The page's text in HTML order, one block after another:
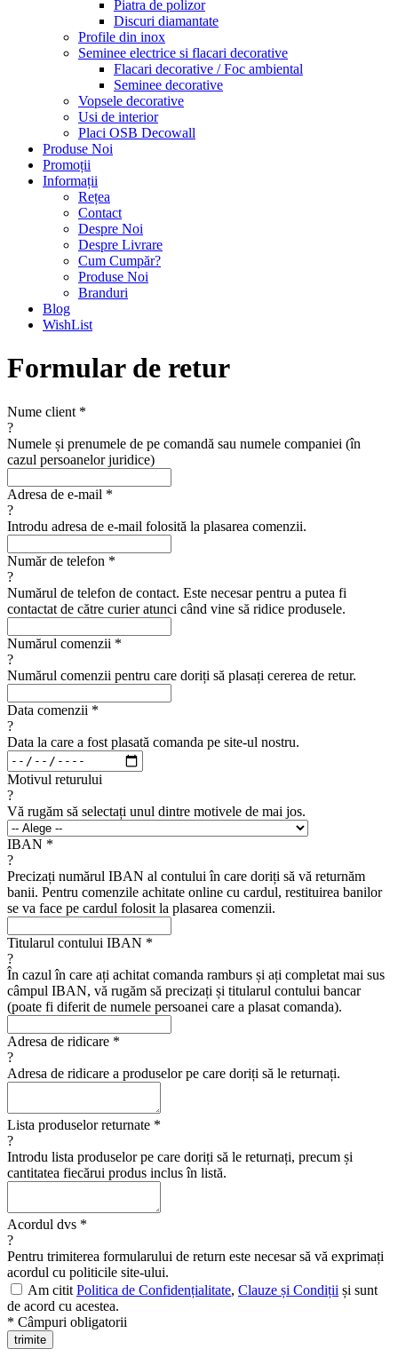
Piatra de polizor
Discuri diamantate
Profile din inox
Seminee electrice si flacari decorative
Flacari decorative / Foc ambiental
Seminee decorative
Vopsele decorative
Usi de interior
Placi OSB Decowall
Produse Noi
Promoții
Informații
Rețea
Contact
Despre Noi
Despre Livrare
Cum Cumpăr?
Produse Noi
Branduri
Blog
WishList
Formular de retur
Nume client *
?
Numele și prenumele de pe comandă sau numele companiei (în
cazul persoanelor juridice)
Adresa de e-mail *
?
Introdu adresa de e-mail folosită la plasarea comenzii.
Număr de telefon *
?
Numărul de telefon de contact. Este necesar pentru a putea fi
contactat de către curier atunci când vine să ridice produsele.
Numărul comenzii *
?
Numărul comenzii pentru care doriți să plasați cererea de retur.
Data comenzii *
?
Data la care a fost plasată comanda pe site-ul nostru.
Motivul returului
?
Vă rugăm să selectați unul dintre motivele de mai jos.
IBAN *
?
Precizați numărul IBAN al contului în care doriți să vă returnăm
banii. Pentru comenzile achitate online cu cardul, restituirea banilor
se va face pe cardul folosit la plasarea comenzii.
Titularul contului IBAN *
?
În cazul în care ați achitat comanda ramburs și ați completat mai sus
câmpul IBAN, vă rugăm să precizați și titularul contului bancar
(poate fi diferit de numele persoanei care a plasat comanda).
Adresa de ridicare *
?
Adresa de ridicare a produselor pe care doriți să le returnați.
Lista produselor returnate *
?
Introdu lista produselor pe care doriți să le returnați, precum și
cantitatea fiecărui produs inclus în listă.
Acordul dvs *
?
Pentru trimiterea formularului de return este necesar să vă exprimați
acordul cu politicile site-ului.
Am citit Politica de Confidențialitate, Clauze și Condiții și sunt
de acord cu acestea.
* Câmpuri obligatorii
trimite